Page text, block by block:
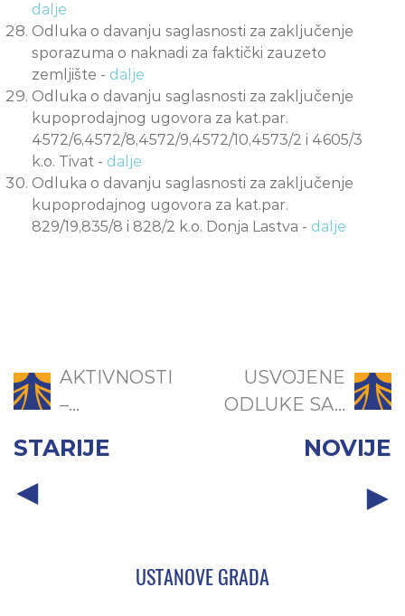
dalje
Odluka o davanju saglasnosti za zaključenje
sporazuma o naknadi za faktički zauzeto
zemljište - dalje
Odluka o davanju saglasnosti za zaključenje
kupoprodajnog ugovora za kat.par.
4572/6,4572/8,4572/9,4572/10,4573/2 i 4605/3
k.o. Tivat - dalje
Odluka o davanju saglasnosti za zaključenje
kupoprodajnog ugovora za kat.par.
829/19,835/8 i 828/2 k.o. Donja Lastva - dalje
AKTIVNOSTI
–...
STARIJE
USVOJENE
ODLUKE SA...
NOVIJE
USTANOVE GRADA